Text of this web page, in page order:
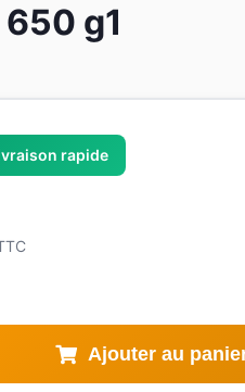
g1
rapide
Ajouter au